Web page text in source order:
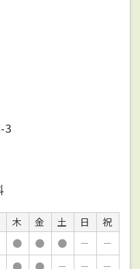
3
木 金 土 日
祝
● ● ● －
－